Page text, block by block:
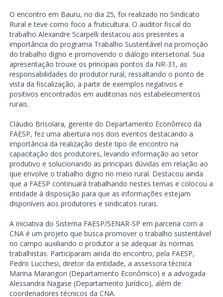
O encontro em Bauru, no dia 25, foi realizado no Sindicato
Rural e teve como foco a fruticultura. O auditor fiscal do
trabalho Alexandre Scarpelli destacou aos presentes a
importância do programa Trabalho Sustentável na promoção
do trabalho digno e promovendo o diálogo intersetorial. Sua
apresentação trouxe os principais pontos da NR-31, as
responsabilidades do produtor rural, ressaltando o ponto de
vista da fiscalização, a partir de exemplos negativos e
positivos encontrados em auditorias nos estabelecimentos
rurais.
Cláudio Brisolara, gerente do Departamento Econômico da
FAESP, fez uma abertura nos dois eventos destacando a
importância da realização deste tipo de encontro na
capacitação dos produtores, levando informação ao setor
produtivo e solucionando as principais dúvidas em relação ao
que envolve o trabalho digno no meio rural. Destacou ainda
que a FAESP continuará trabalhando nestes temas e colocou a
entidade à disposição para que as informações estejam
disponíveis aos produtores e sindicatos rurais.
A iniciativa do Sistema FAESP/SENAR-SP em parceria com a
CNA é um projeto que busca promover o trabalho sustentável
no campo auxiliando o produtor a se adequar às normas
trabalhistas. Participaram ainda do encontro, pela FAESP,
Pedro Lucchesi, diretor da entidade, a assessora técnica
Marina Marangon (Departamento Econômico) e a advogada
Alessandra Nagase (Departamento Jurídico), além de
coordenadores técnicos da CNA.